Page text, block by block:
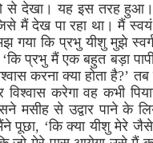
से देखा। यह इस तरह
मैं देख पा रहा था। मैं
गया कि प्रभु यीशु मुझे
प्रभु मैं एक बहुत बड़ा
करना क्या होता
करेगा वह कभी
से उद्वार पाने के
‘कि क्या यीशु मेरे